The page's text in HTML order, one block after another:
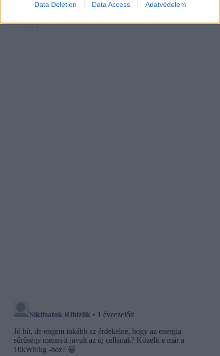
Data Deletion Data Access Adatvédelem